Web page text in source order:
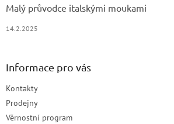
Malý průvodce italskými moukami
14.2.2025
Informace pro vás
Kontakty
Prodejny
Věrnostní program